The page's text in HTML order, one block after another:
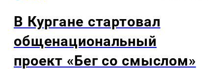
В Кургане стартовал
общенациональный
проект «Бег со смыслом»